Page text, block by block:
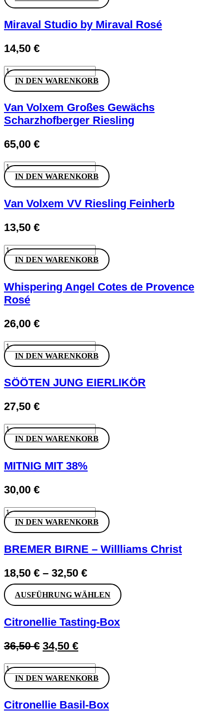
Côtes
Provence
Menge
Miraval Studio by Miraval Rosé
14,50 €
Miraval
Studio
by
Rosé
Menge
IN DEN WARENKORB
Van Volxem Großes Gewächs
Scharzhofberger Riesling
65,00 €
Van
Volxem
Großes
Scharzhofberger
Riesling
IN DEN WARENKORB
Van Volxem VV Riesling Feinherb
13,50 €
Van
Volxem
VV
Feinherb
Menge
IN DEN WARENKORB
Whispering Angel Cotes de Provence
Rosé
26,00 €
Whispering
Angel
Cotes
Provence
Rosé
IN DEN WARENKORB
SÖÖTEN JUNG EIERLIKÖR
27,50 €
SÖÖTEN
JUNG
EIERLIKÖR
IN DEN WARENKORB
MITNIG MIT 38%
30,00 €
MITNIG
MIT
38%
IN DEN WARENKORB
BREMER BIRNE – Willliams Christ
18,50 € – 32,50 €
AUSFÜHRUNG WÄHLEN
Dieses
Citronellie Tasting-Box
36,50€ Ursprünglicher
war:
36,50 €
34,50 €Aktueller
ist:
34,50 €.
Citronellie
Tasting-
Box
IN DEN WARENKORB
Citronellie Basil-Box